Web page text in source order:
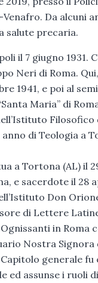
Da alcuni
salute precaria.
il 7 giugno
Neri di Roma.
1941, e poi al
Maria” di
anno di Teologia
a Tortona (AL) il
e sacerdote il 28
Don
di Lettere
in Roma
Nostra Signora
generale
ed assunse i ruoli